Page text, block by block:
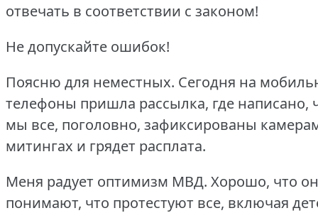
отвечать в соответствии с законом!
Не допускайте ошибок!
Поясню для неместных. Сегодня на
телефоны пришла рассылка, где написано,
мы все, поголовно, зафиксированы
митингах и грядет расплата.
Меня радует оптимизм МВД. Хорошо, что
понимают, что протестуют все, включая